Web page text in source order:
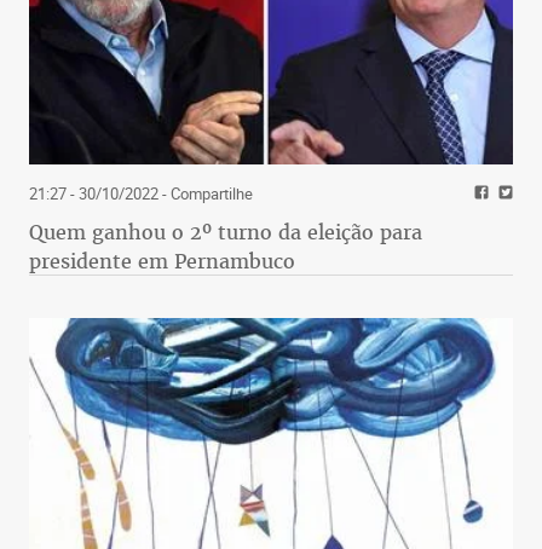
21:27 - 30/10/2022- Compartilhe
Quem ganhou o 2º turno da eleição para
presidente em Pernambuco